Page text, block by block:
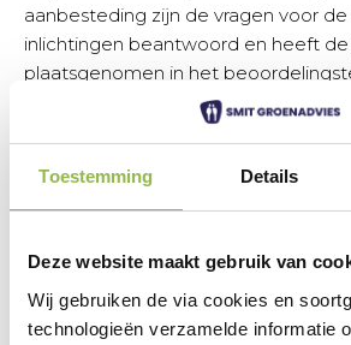
Toestemming Details
Deze website maakt gebruik van
Wij gebruiken de via cookies en
technologieën verzamelde informatie
aanbesteding zijn de vragen voor
inlichtingen beantwoord en heeft
plaatsgenomen in het
bepalen van de Beste Prijs Kwaliteit